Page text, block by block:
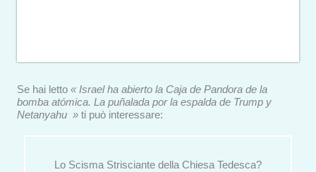
Se hai letto « Israel ha abierto la Caja de Pandora de la
bomba atómica. La puñalada por la espalda de Trump y
Netanyahu » ti può interessare:
Lo Scisma Strisciante della Chiesa Tedesca?